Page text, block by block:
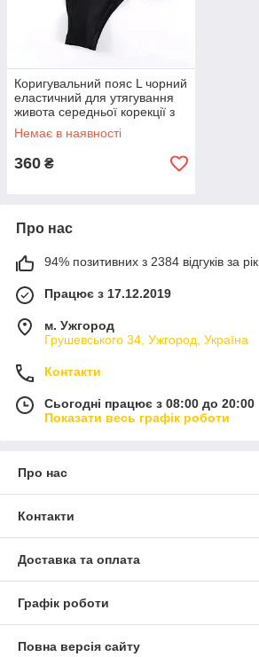
Коригувальний пояс L чорний
еластичний для утягування
живота середньої корекції з
поліестеру
Немає в наявності
360 ₴
Про нас
94% позитивних з 2384 відгуків за рік
Працює з 17.12.2019
м. Ужгород
Грушевського 34, Ужгород, Україна
Контакти
Сьогодні працює з 08:00 до 20:00
Показати весь графік роботи
Про нас
Контакти
Доставка та оплата
Графік роботи
Повна версія сайту